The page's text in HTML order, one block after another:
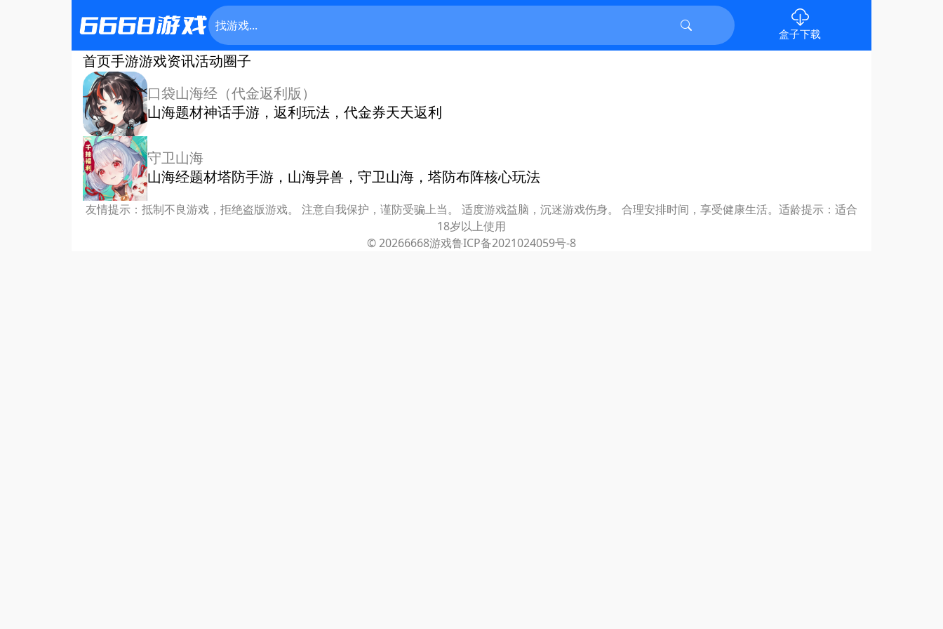
盒子下载
首页手游游戏资讯活动圈子
口袋山海经（代金返利版）
山海题材神话手游，返利玩法，代金券天天返利
守卫山海
山海经题材塔防手游，山海异兽，守卫山海，塔防布阵核心玩法
友情提示：抵制不良游戏，拒绝盗版游戏。 注意自我保护，谨防受骗上当。 适度游戏益脑，沉迷游戏伤身。 合理安排时间，享受健康生活。适龄提示：适合
18岁以上使用
© 20266668游戏鲁ICP备2021024059号-8